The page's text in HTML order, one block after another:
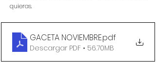
quieras.
GACETA NOVIEMBRE.pdf
Descargar PDF • 56.70MB